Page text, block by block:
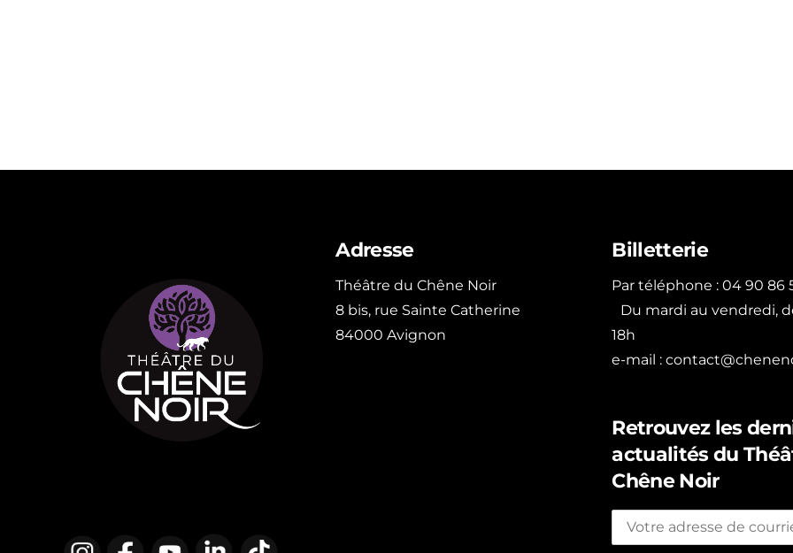
Adresse
Théâtre du Chêne Noir
8 bis, rue Sainte Catherine
84000 Avignon
Billetterie
Par téléphone : 04 90 86
Du mardi au vendredi,
18h
e-mail :
Retrouvez les
actualités du
Chêne Noir